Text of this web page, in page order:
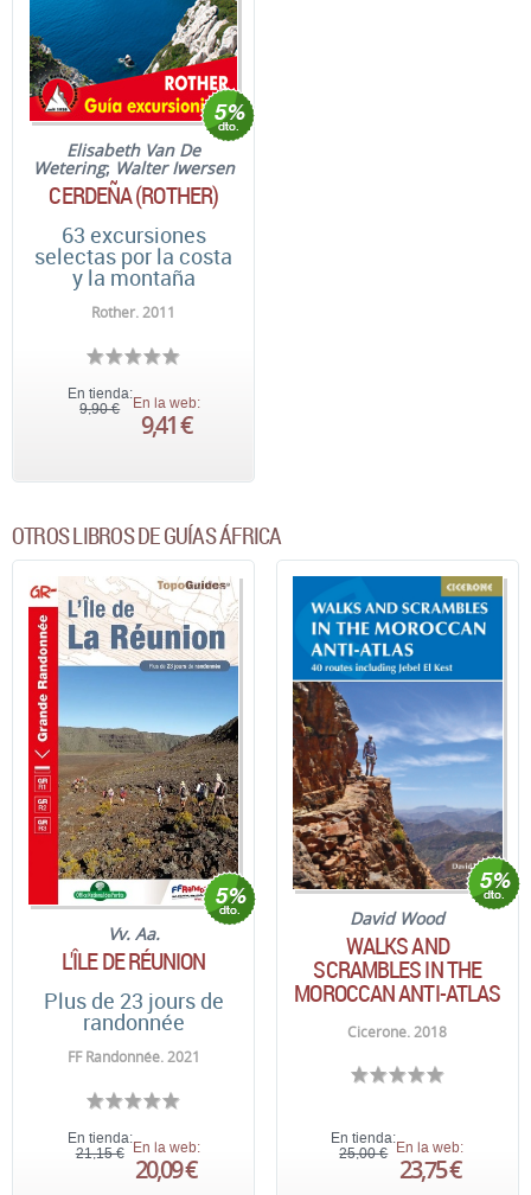
Elisabeth Van De
Wetering; Walter Iwersen
CERDEÑA (ROTHER)
63 excursiones
selectas por la costa
y la montaña
Rother. 2011
En tienda:
9,90 €
En la web:
9,41 €
OTROS LIBROS DE GUÍAS ÁFRICA
Vv. Aa.
L'ÎLE DE RÉUNION
Plus de 23 jours de
randonnée
FF Randonnée. 2021
En tienda:
21,15 € En la web:
20,09 €
David Wood
WALKS AND
SCRAMBLES IN THE
MOROCCAN ANTI-ATLAS
Cicerone. 2018
En tienda:
25,00 €
En la web:
23,75 €